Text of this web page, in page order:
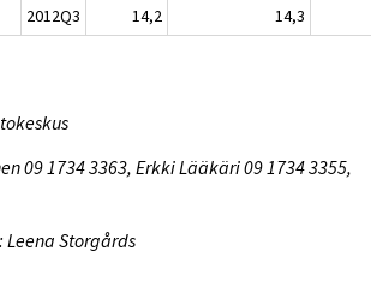
2012Q3
14,2 14,3
09 1734 3363, Erkki Lääkäri 09 1734 3355,
Storgårds